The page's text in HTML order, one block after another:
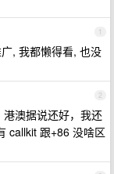
1
, 我都懒得看, 也没
2
澳据说还好，我还
callkit 跟+86 没啥区